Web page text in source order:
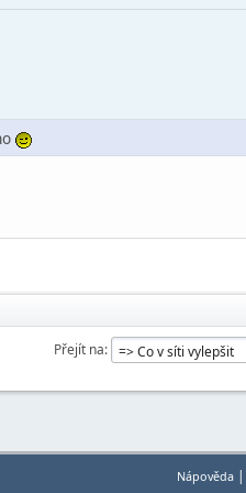
Přejít na
Nápověda |